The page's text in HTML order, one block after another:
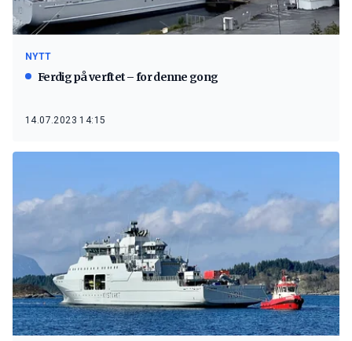
NYTT
Ferdig på verftet – for denne gong
14.07.2023 14:15